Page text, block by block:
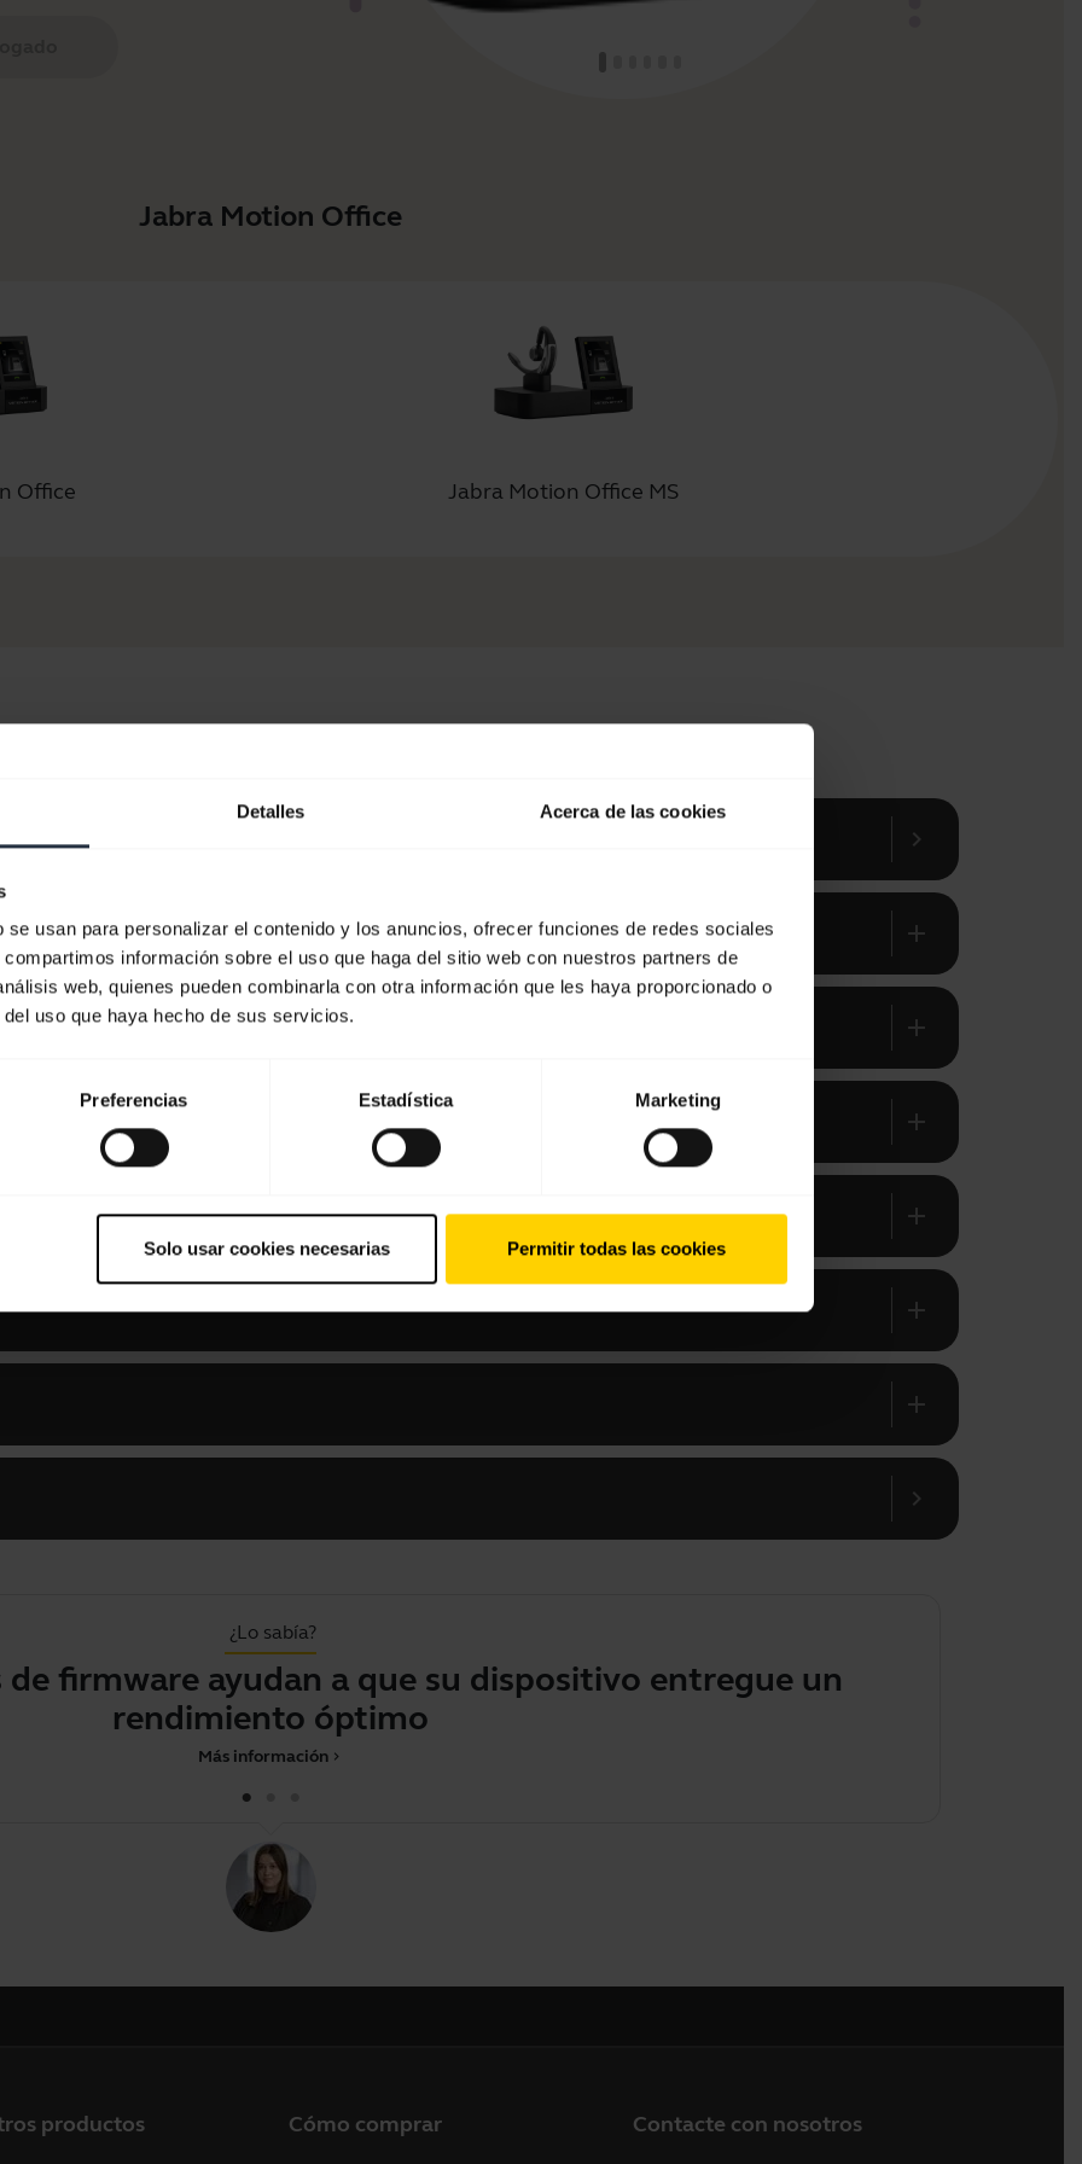
Detalles Acerca de las cookies
usan para personalizar el contenido y los anuncios, ofrecer funciones de redes sociales
información sobre el uso que haga del sitio web con nuestros partners de
web, quienes pueden combinarla con otra información que les haya proporcionado o
uso que haya hecho de sus servicios.
Preferencias Estadística Marketing
Solo usar cookies necesarias Permitir todas las cookies
Jabra Motion Office
Office Jabra Motion Office MS
chevron_right
add
add
add
y aplicaciones add
add
add
chevron_right
¿Lo sabía?
de firmware ayudan a que su dispositivo entregue un
rendimiento óptimo
chevron_right
Más información
productos Cómo comprar Contacte con nosotros